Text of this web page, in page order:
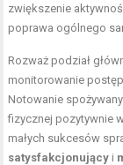
zwiększenie
poprawa ogólnego
Rozważ podział
monitorowanie
Notowanie
fizycznej pozytywnie
małych sukcesów
satysfakcjonujący i